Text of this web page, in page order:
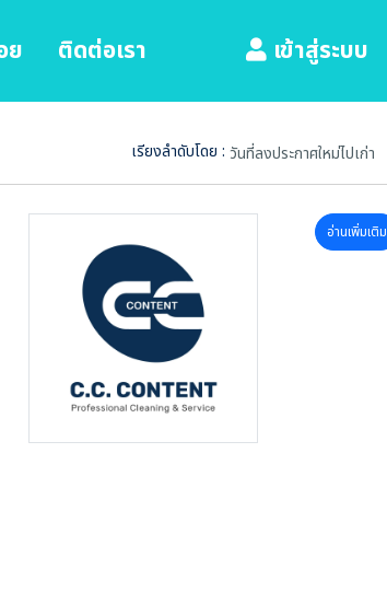
ย ติดต่อเรา เข้าสู่ระบบ
เรียงลำดับโดย :
อ่านเพิ่มเติม